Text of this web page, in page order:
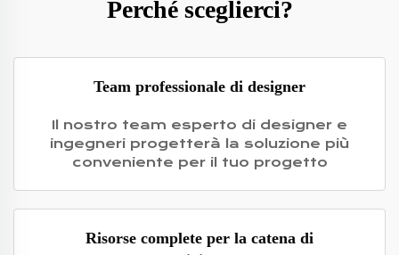
Perché sceglierci?
Team professionale di designer
Il nostro team esperto di designer e
ingegneri progetterà la soluzione più
conveniente per il tuo progetto
Risorse complete per la catena di